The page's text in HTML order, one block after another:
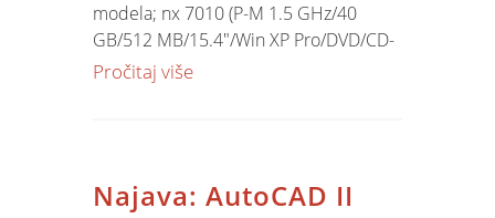
modela; nx 7010 (P-M 1.5 GHz/40
GB/512 MB/15.4"/Win XP Pro/DVD/CD-
RW 24x/NIC 10/100/modem
10/100/modem 56K/Jamstvo 1 godina)
Pročitaj više
Najava: AutoCAD II